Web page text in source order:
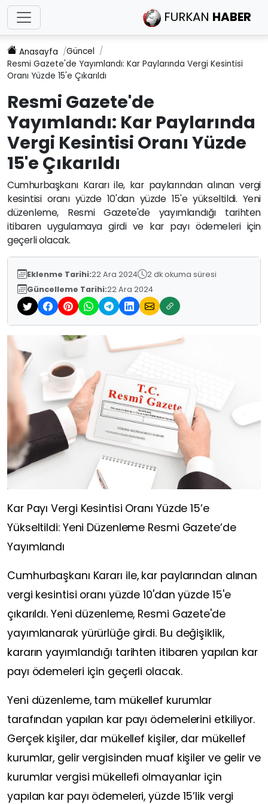
FURKAN HABER
Anasayfa
Güncel
Resmi Gazete'de Yayımlandı: Kar Paylarında Vergi Kesintisi
Oranı Yüzde 15'e Çıkarıldı
Resmi Gazete'de
Yayımlandı: Kar Paylarında
Vergi Kesintisi Oranı Yüzde
15'e Çıkarıldı
Cumhurbaşkanı Kararı ile, kar paylarından alınan vergi
kesintisi oranı yüzde 10'dan yüzde 15'e yükseltildi. Yeni
düzenleme, Resmi Gazete'de yayımlandığı tarihten
itibaren uygulamaya girdi ve kar payı ödemeleri için
geçerli olacak.
Eklenme Tarihi:22 Ara 2024
2 dk okuma süresi
Güncelleme Tarihi:22 Ara 2024
Kar Payı Vergi Kesintisi Oranı Yüzde 15’e
Yükseltildi: Yeni Düzenleme Resmi Gazete’de
Yayımlandı
Cumhurbaşkanı Kararı ile, kar paylarından alınan
vergi kesintisi oranı yüzde 10'dan yüzde 15'e
çıkarıldı. Yeni düzenleme, Resmi Gazete'de
yayımlanarak yürürlüğe girdi. Bu değişiklik,
kararın yayımlandığı tarihten itibaren yapılan kar
payı ödemeleri için geçerli olacak.
Yeni düzenleme, tam mükellef kurumlar
tarafından yapılan kar payı ödemelerini etkiliyor.
Gerçek kişiler, dar mükellef kişiler, dar mükellef
kurumlar, gelir vergisinden muaf kişiler ve gelir ve
kurumlar vergisi mükellefi olmayanlar için
yapılan kar payı ödemeleri, yüzde 15’lik vergi